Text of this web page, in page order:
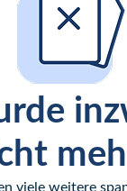
viele weitere